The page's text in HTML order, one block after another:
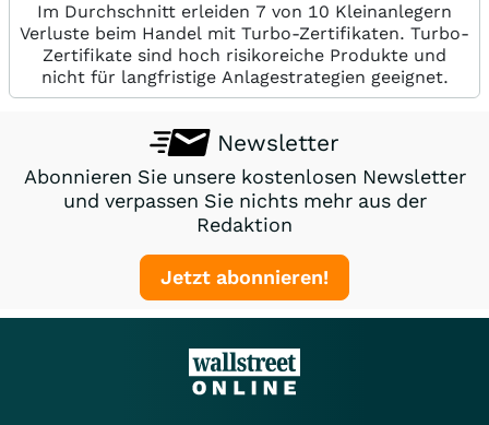
Im Durchschnitt erleiden 7 von 10 Kleinanlegern
Verluste beim Handel mit Turbo-Zertifikaten. Turbo-
Zertifikate sind hoch risikoreiche Produkte und
nicht für langfristige Anlagestrategien geeignet.
Newsletter
Abonnieren Sie unsere kostenlosen Newsletter
und verpassen Sie nichts mehr aus der
Redaktion
Jetzt abonnieren!